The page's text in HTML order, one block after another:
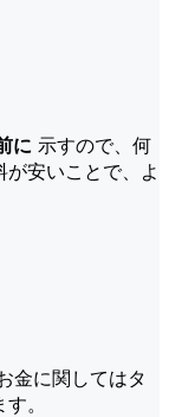
に 示すので、何
安いことで、よ
金に関してはタ
。